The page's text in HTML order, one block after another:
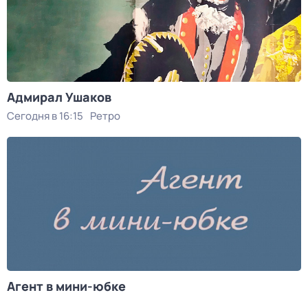
Адмирал Ушаков
Сегодня в 16:15 Ретро
Агент в мини-юбке